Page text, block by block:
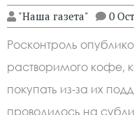
"Наша газета" 0
Росконтроль
растворимого кофе,
покупать из-за их
проводилось на